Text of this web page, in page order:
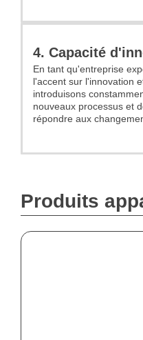
4. Capacité
En tant qu'entreprise
l'accent sur l'innovation
introduisons
nouveaux processus et
répondre aux
Produits